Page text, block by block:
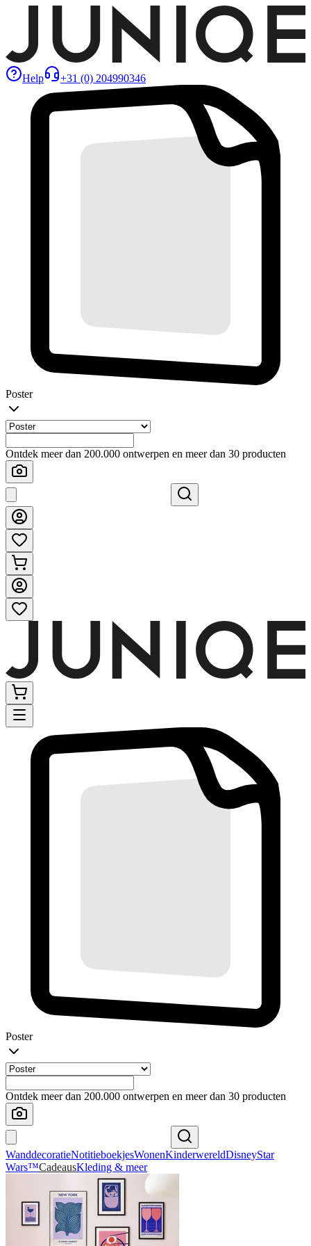
Help +31 (0) 204990346
Poster
Ontdek meer dan 200.000 ontwerpen en meer dan 30 producten
Poster
Ontdek meer dan 200.000 ontwerpen en meer dan 30 producten
WanddecoratieNotitieboekjesWonenKinderwereldDisneyStar
Wars™CadeausKleding & meer